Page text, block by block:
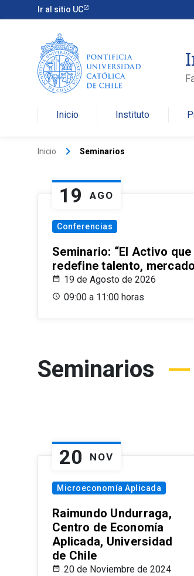
Ir al sitio UC
Inicio Instituto
Inicio keyboard_arrow_right Seminarios
19 AGO
Conferencias
Seminario: “El Activo
redefine talento,
19 de Agosto de 2026
09:00 a 11:00 horas
Seminarios
20 NOV
Microeconomía Aplicada
Raimundo Undurraga,
Centro de Economía
Aplicada, Universidad
de Chile
20 de Noviembre de 2024